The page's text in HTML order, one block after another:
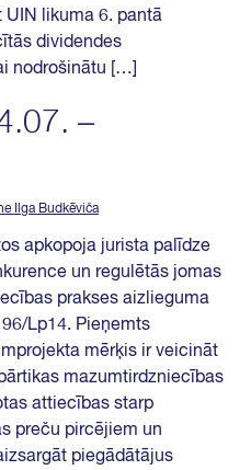
likuma 6. pantā
dividendes
nodrošinātu […]
–
Ilga Budkēviča
apkopoja jurista palīdze
un regulētās jomas
prakses aizlieguma
Lp14. Pieņemts
mērķis ir veicināt
mazumtirdzniecības
attiecības starp
preču pircējiem un
piegādātājus